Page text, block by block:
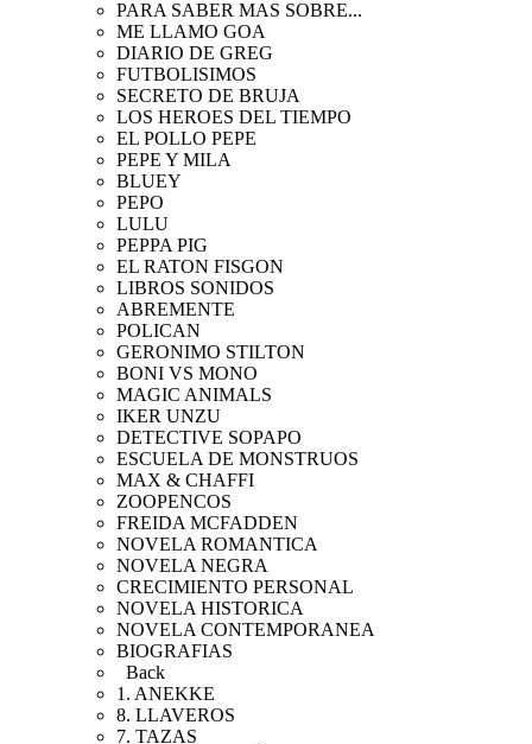
PARA SABER MAS SOBRE...
ME LLAMO GOA
DIARIO DE GREG
FUTBOLISIMOS
SECRETO DE BRUJA
LOS HEROES DEL TIEMPO
EL POLLO PEPE
PEPE Y MILA
BLUEY
PEPO
LULU
PEPPA PIG
EL RATON FISGON
LIBROS SONIDOS
ABREMENTE
POLICAN
GERONIMO STILTON
BONI VS MONO
MAGIC ANIMALS
IKER UNZU
DETECTIVE SOPAPO
ESCUELA DE MONSTRUOS
MAX & CHAFFI
ZOOPENCOS
FREIDA MCFADDEN
NOVELA ROMANTICA
NOVELA NEGRA
CRECIMIENTO PERSONAL
NOVELA HISTORICA
NOVELA CONTEMPORANEA
BIOGRAFIAS
Back
1. ANEKKE
8. LLAVEROS
7. TAZAS